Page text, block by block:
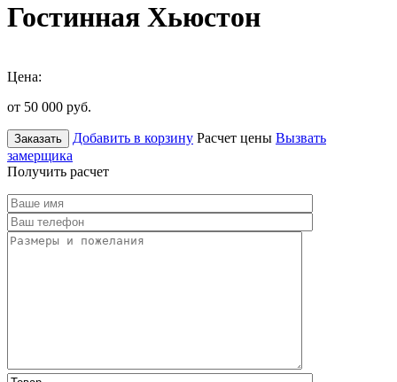
Гостинная Хьюстон
Цена:
от 50 000 руб.
Заказать Добавить в корзину Расчет цены Вызвать
замерщика
Получить расчет